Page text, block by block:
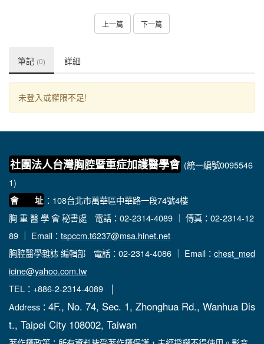
上一篇 下一篇
筆記 (0) 詳細
未登入或權限不足!
社團法人台灣胸腔暨重症加護醫學會 (統一編號0095546
1)
會 址 ：108台北市萬華區中華路一段74號4樓
胸 重 醫 學 會 秘書處 電話：02-2314-4089 ｜ 傳真：02-2314-12
89 ｜ Email： tspccm.t6237@msa.hinet.net
胸腔醫學雜誌 編輯部 電話：02-2314-4086 ｜ Email： chest_med
icine@yahoo.com.tw
TEL：+886-2-2314-4089 │
Address： 4F., No. 74, Sec. 1, Zhonghua Rd., Wanhua Dis
t., Taipei City 108002, Taiwan